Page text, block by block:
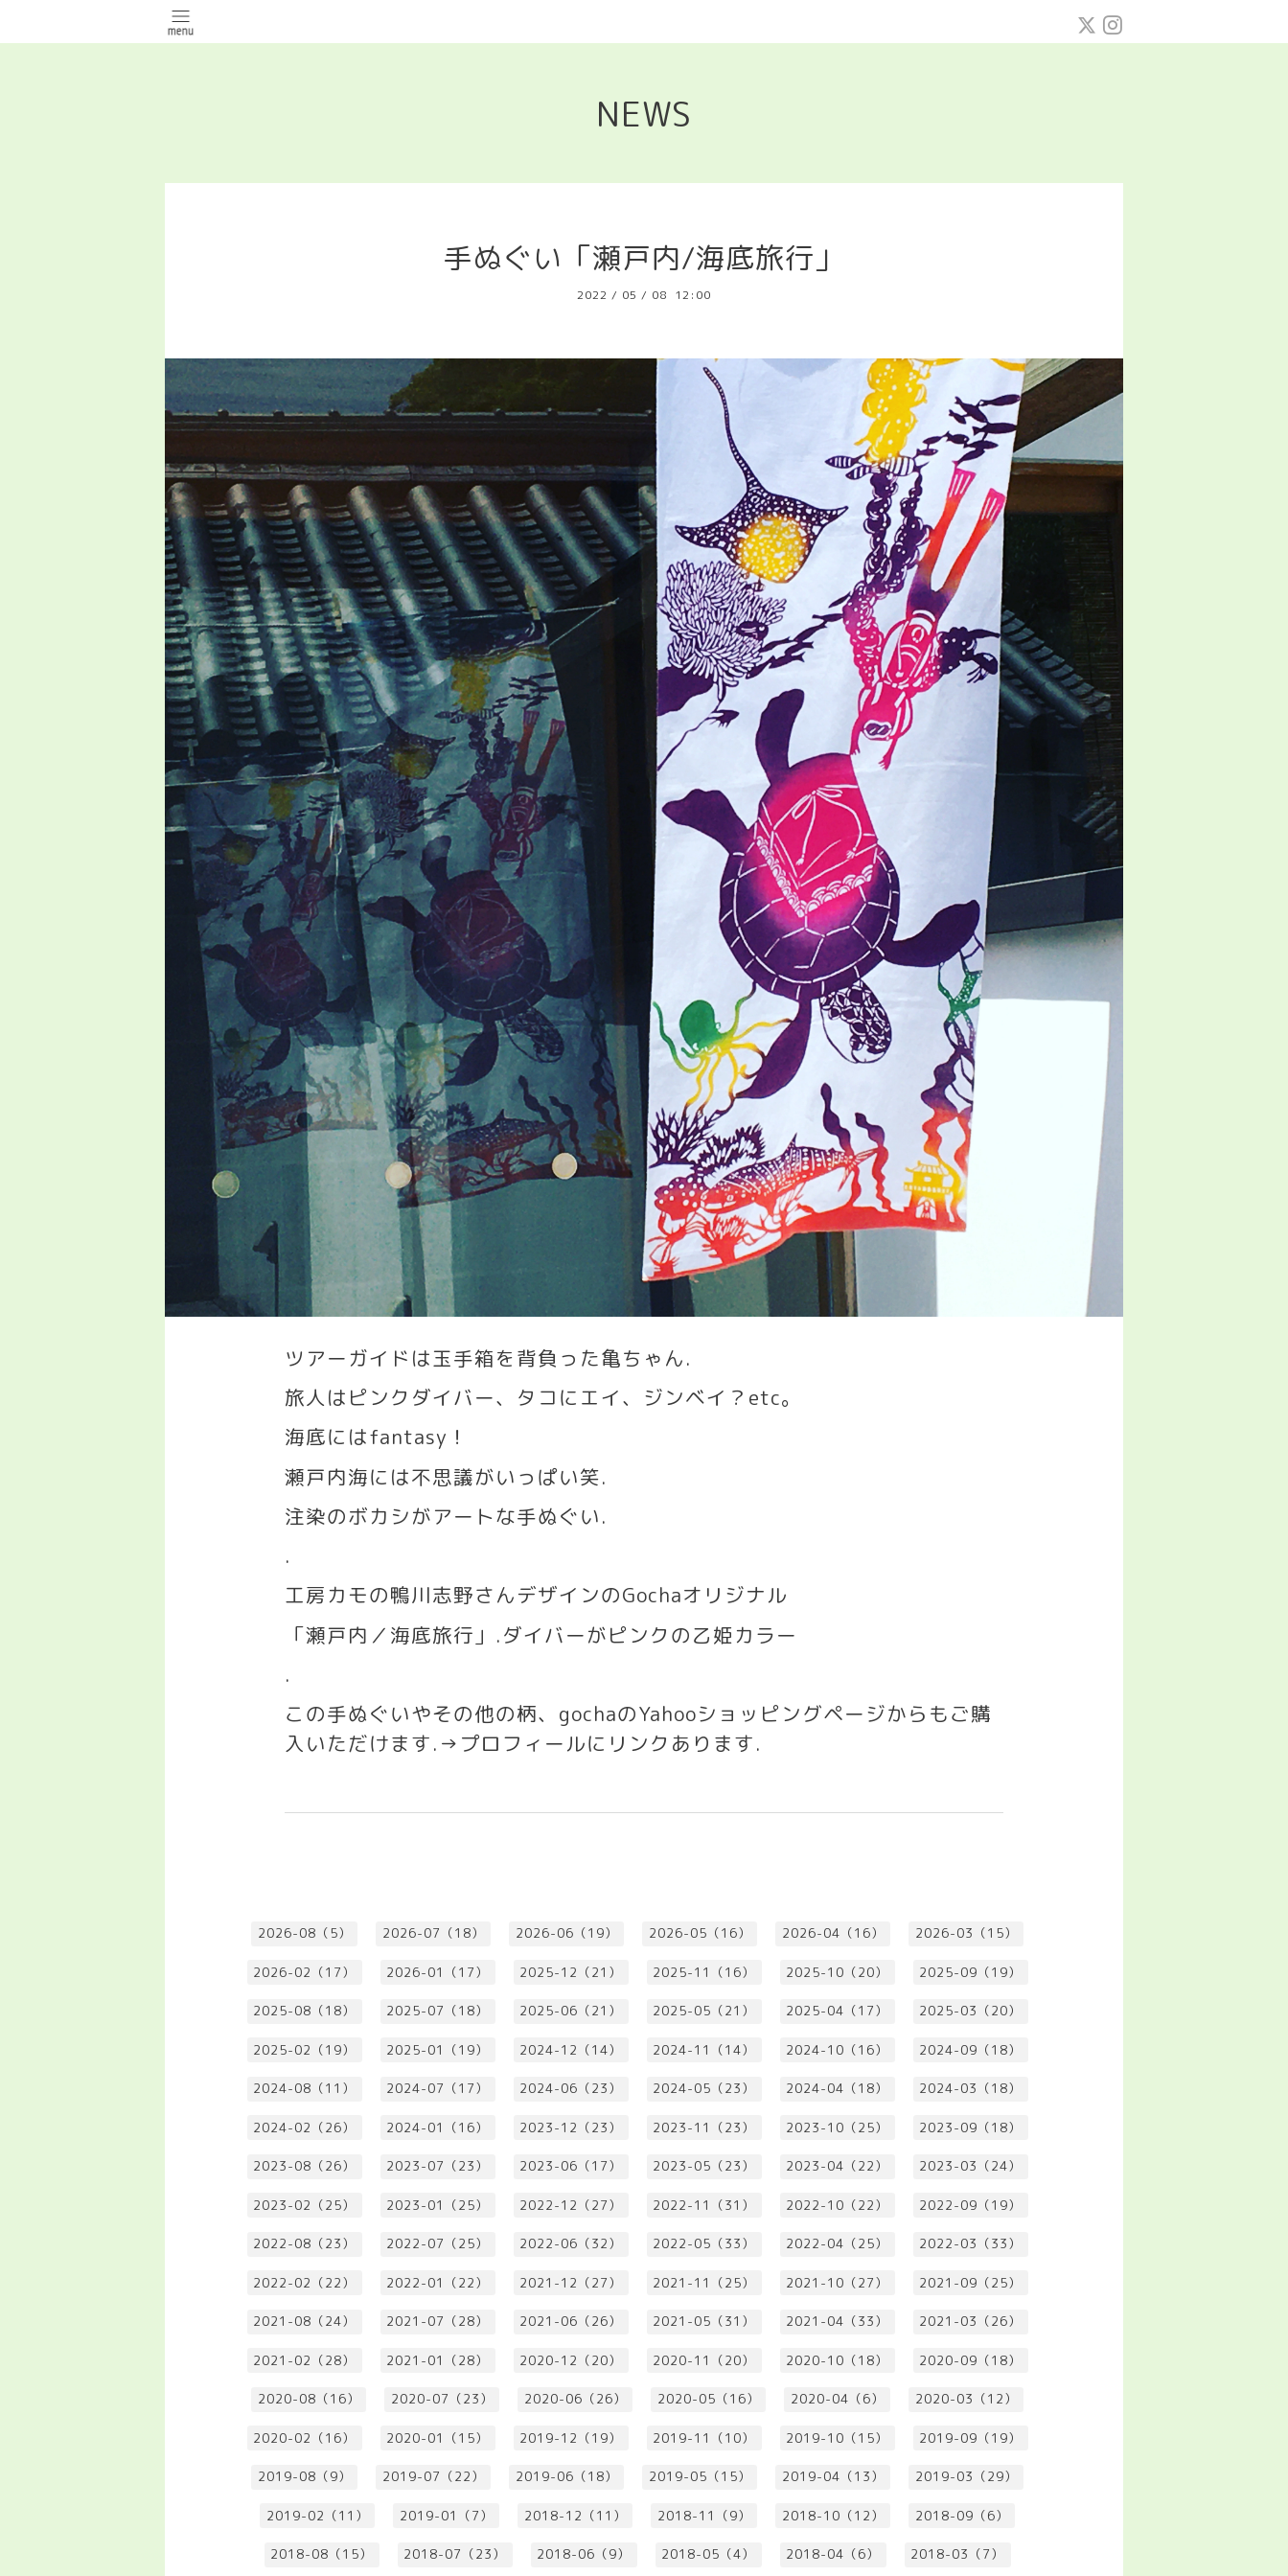
NEWS
手ぬぐい「瀬戸内/海底旅行」
2022 / 05 / 08 12:00
ツアーガイドは玉手箱を背負った亀ちゃん.
旅人はピンクダイバー、タコにエイ、ジンベイ？ etc。
海底にはfantasy ！
瀬戸内海には不思議がいっぱい笑.
注染のボカシがアートな手ぬぐい.
.
工房カモの鴨川志野さんデザインのGochaオリジナル
「瀬戸内／海底旅行」 .ダイバーがピンクの乙姫カラー
.
この手ぬぐいやその他の柄、 gochaのYahooショッピングページからもご購
入いただけます.→ プロフィールにリンクあります.
2026-08（5） 2026-07（18） 2026-06（19） 2026-05（16） 2026-04（16） 2026-03（15）
2026-02（17） 2026-01（17） 2025-12（21） 2025-11（16） 2025-10（20） 2025-09（19）
2025-08（18） 2025-07（18） 2025-06（21） 2025-05（21） 2025-04（17） 2025-03（20）
2025-02（19） 2025-01（19） 2024-12（14） 2024-11（14） 2024-10（16） 2024-09（18）
2024-08（11） 2024-07（17） 2024-06（23） 2024-05（23） 2024-04（18） 2024-03（18）
2024-02（26） 2024-01（16） 2023-12（23） 2023-11（23） 2023-10（25） 2023-09（18）
2023-08（26） 2023-07（23） 2023-06（17） 2023-05（23） 2023-04（22） 2023-03（24）
2023-02（25） 2023-01（25） 2022-12（27） 2022-11（31） 2022-10（22） 2022-09（19）
2022-08（23） 2022-07（25） 2022-06（32） 2022-05（33） 2022-04（25） 2022-03（33）
2022-02（22） 2022-01（22） 2021-12（27） 2021-11（25） 2021-10（27） 2021-09（25）
2021-08（24） 2021-07（28） 2021-06（26） 2021-05（31） 2021-04（33） 2021-03（26）
2021-02（28） 2021-01（28） 2020-12（20） 2020-11（20） 2020-10（18） 2020-09（18）
2020-08（16） 2020-07（23） 2020-06（26） 2020-05（16） 2020-04（6） 2020-03（12）
2020-02（16） 2020-01（15） 2019-12（19） 2019-11（10） 2019-10（15） 2019-09（19）
2019-08（9） 2019-07（22） 2019-06（18） 2019-05（15） 2019-04（13） 2019-03（29）
2019-02（11） 2019-01（7） 2018-12（11） 2018-11（9） 2018-10（12） 2018-09（6）
2018-08（15） 2018-07（23） 2018-06（9） 2018-05（4） 2018-04（6） 2018-03（7）